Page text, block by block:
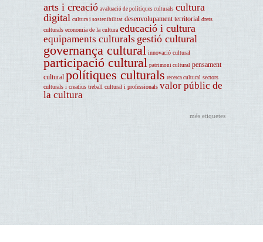
arts i creació avaluació de polítiques culturals cultura
digital cultura i sostenibilitat desenvolupament territorial drets
culturals economia de la cultura educació i cultura
equipaments culturals gestió cultural
governança cultural innovació cultural
participació cultural patrimoni cultural pensament
cultural polítiques culturals recerca cultural sectors
culturals i creatius treball cultural i professionals valor públic de
la cultura
més etiquetes